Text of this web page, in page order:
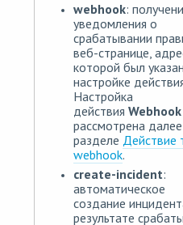
webhook:
уведомления о
срабатывании
веб-странице,
которой был
настройке
Настройка
действия Webhook
рассмотрена
разделе Действие
webhook.
create-incident:
автоматическое
создание
результате